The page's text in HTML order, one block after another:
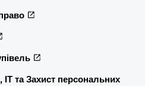
ІТ та Захист персональних